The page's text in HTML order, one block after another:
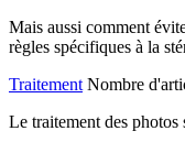
Mais aussi comment
règles spécifiques à la
Traitement Nombre
Le traitement des photos